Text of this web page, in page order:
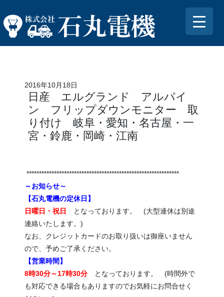
2016年10月18日
日産 エルグランド アルパイ
ン フリップダウンモニター 取
り付け 岐阜・愛知・名古屋・一
宮・鈴鹿・岡崎・江南
*************************************************************
～お知らせ～
【石丸電機の定休日】
日曜日・祝日
となっております。 (大型連休は別途
連絡いたします。)
なお、クレジットカードのお取り扱いは御座いません
ので、予めご了承ください。
【営業時間】
8時30分～17時30分 となっております。 (時間外で
も対応できる場合もありますのでお気軽にお問合せく